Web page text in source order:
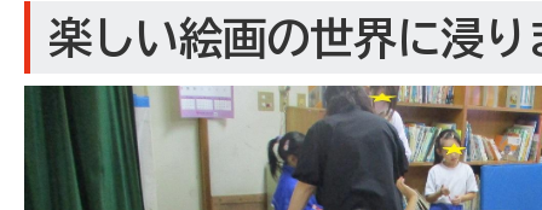
楽しい絵画の世界に浸り